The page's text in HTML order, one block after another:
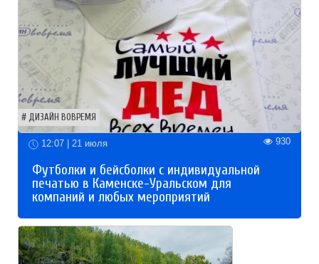
ДИЗАЙН ВОВРЕМЯ
12:07 | 21 июля 930
Футболки и бейсболки с индивидуальной
печатью в Каменске-Уральском для
компаний и любых мероприятий